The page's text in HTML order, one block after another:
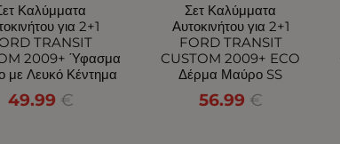
Καλύμματα
για 2+1
TRANSIT
2009+ Ύφασμα
με Λευκό Κέντημα
49.99 €
Σετ Καλύμματα
Αυτοκινήτου για 2+1
FORD TRANSIT
CUSTOM 2009+ ECO
Δέρμα Μαύρο SS
56.99 €